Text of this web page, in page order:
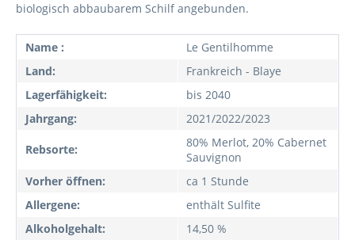
biologisch abbaubarem Schilf angebunden.
Name :
Le Gentilhomme
Land:
Frankreich - Blaye
Lagerfähigkeit:
bis 2040
Jahrgang:
2021/2022/2023
Rebsorte:
80% Merlot, 20% Cabernet
Sauvignon
Vorher öffnen:
ca 1 Stunde
Allergene:
enthält Sulfite
Alkoholgehalt:
14,50 %